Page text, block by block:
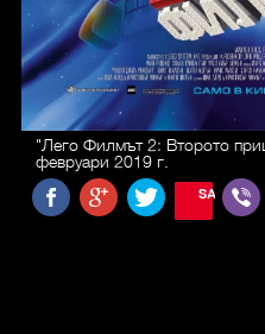
"Лего Филмът 2: Второто
февруари 2019 г.
SAVE